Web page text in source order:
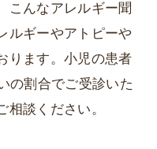
こんなアレルギー聞
ルギーやアトピーや
ります。小児の患者
の割合でご受診いた
談ください。